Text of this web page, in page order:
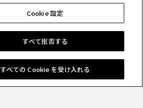
Cookie 設定
すべて拒否する
すべての Cookie を受け入れる